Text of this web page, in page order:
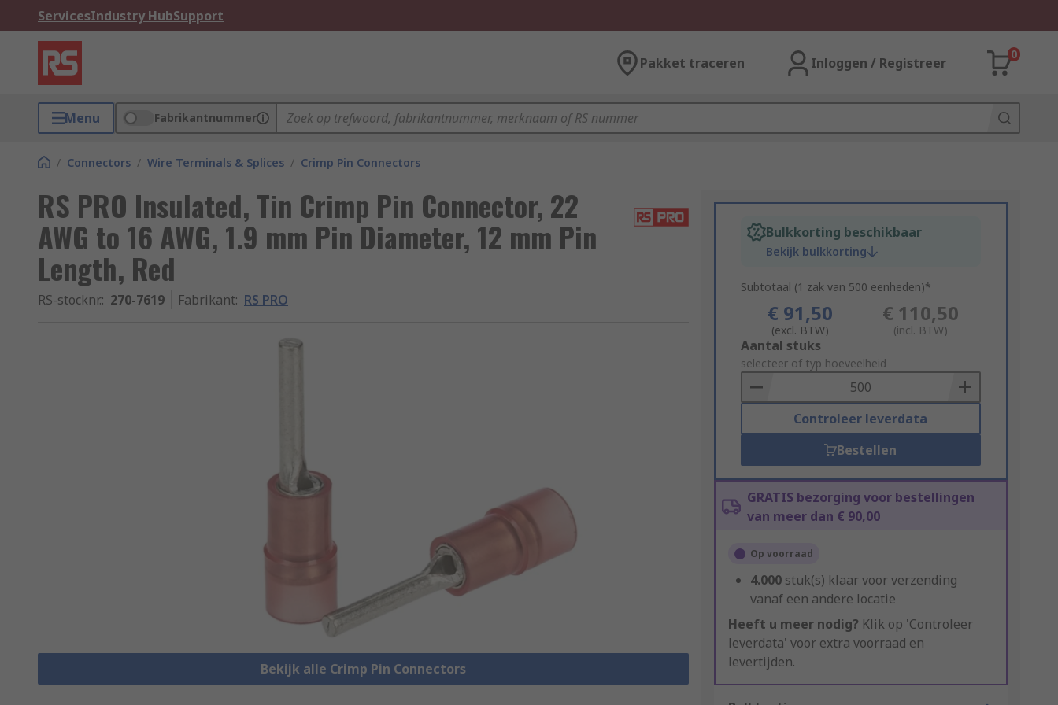
ServicesIndustry HubSupport
Pakket traceren Inloggen / Registreer
0
Menu Fabrikantnummer
/ Connectors / Wire Terminals & Splices / Crimp Pin Connectors
RS PRO Insulated, Tin Crimp Pin Connector, 22
AWG to 16 AWG, 1.9 mm Pin Diameter, 12 mm Pin
Length, Red
RS-stocknr.: 270-7619 Fabrikant: RS PRO
Bekijk alle Crimp Pin Connectors
Bulkkorting beschikbaar
Bekijk bulkkorting
Subtotaal (1 zak van 500 eenheden)*
€ 91,50
(excl. BTW)
€ 110,50
(incl. BTW)
Add
to
Basket
Aantal stuks
selecteer of typ hoeveelheid
Controleer leverdata
Bestellen
GRATIS bezorging voor bestellingen
van meer dan € 90,00
Op voorraad
4.000 stuk(s) klaar voor verzending
vanaf een andere locatie
Heeft u meer nodig? Klik op 'Controleer
leverdata' voor extra voorraad en
levertijden.